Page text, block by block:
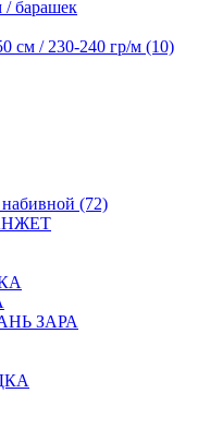
/ барашек
см / 230-240 гр/м (10)
(72)
ЗАРА